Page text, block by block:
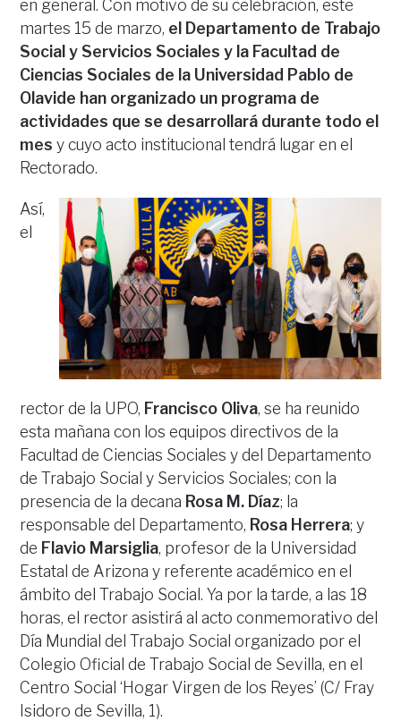
en general. Con motivo de su celebración, este
martes 15 de marzo, el Departamento de Trabajo
Social y Servicios Sociales y la Facultad de
Ciencias Sociales de la Universidad Pablo de
Olavide han organizado un programa de
actividades que se desarrollará durante todo el
mes y cuyo acto institucional tendrá lugar en el
Rectorado.
Así,
el
rector de la UPO, Francisco Oliva, se ha reunido
esta mañana con los equipos directivos de la
Facultad de Ciencias Sociales y del Departamento
de Trabajo Social y Servicios Sociales; con la
presencia de la decana Rosa M. Díaz; la
responsable del Departamento, Rosa Herrera; y
de Flavio Marsiglia, profesor de la Universidad
Estatal de Arizona y referente académico en el
ámbito del Trabajo Social. Ya por la tarde, a las 18
horas, el rector asistirá al acto conmemorativo del
Día Mundial del Trabajo Social organizado por el
Colegio Oficial de Trabajo Social de Sevilla, en el
Centro Social ‘Hogar Virgen de los Reyes’ (C/ Fray
Isidoro de Sevilla, 1).